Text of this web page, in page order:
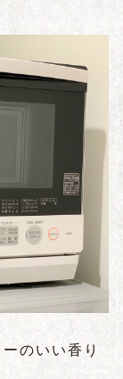
のいい香り